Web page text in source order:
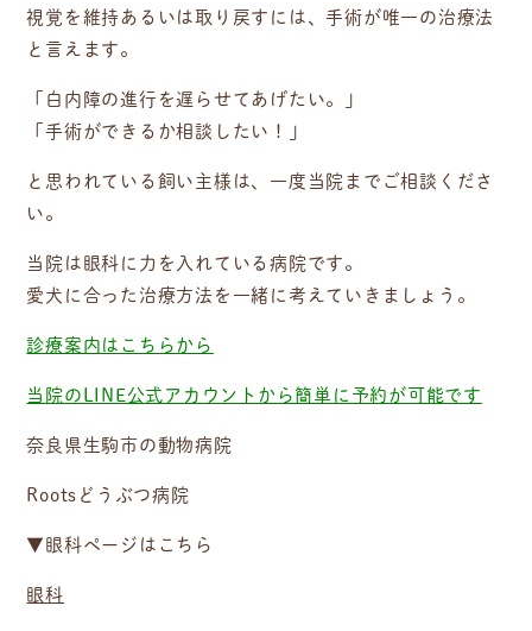
視覚を維持あるいは取り戻すには、手術が唯一の治療法
と言えます。
「白内障の進行を遅らせてあげたい。」
「手術ができるか相談したい！」
と思われている飼い主様は、一度当院までご相談くださ
い。
当院は眼科に力を入れている病院です。
愛犬に合った治療方法を一緒に考えていきましょう。
診療案内はこちらから
当院のLINE公式アカウントから簡単に予約が可能です
奈良県生駒市の動物病院
Rootsどうぶつ病院
▼眼科ページはこちら
眼科